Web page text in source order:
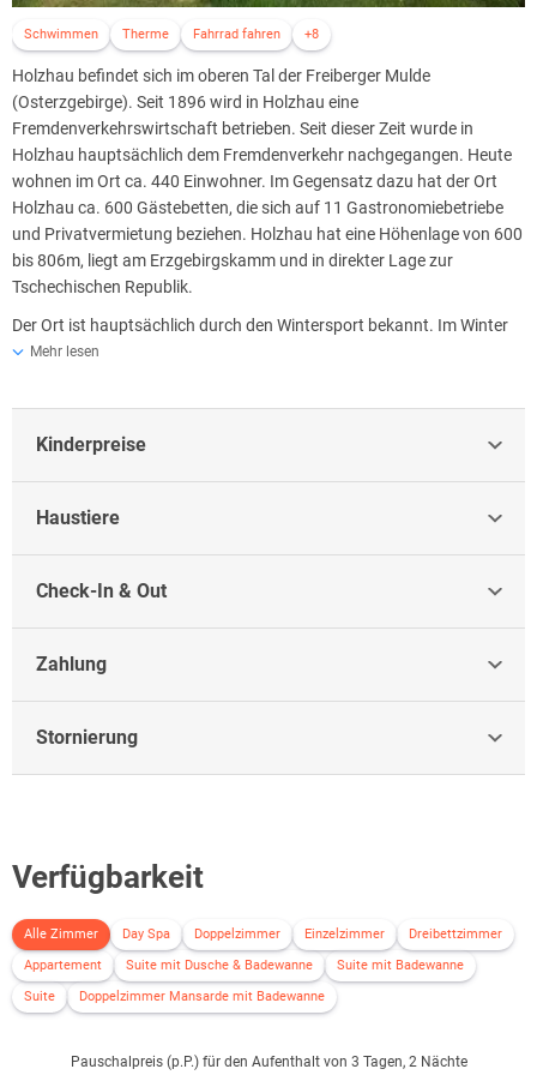
Schwimmen Therme Fahrrad fahren +8
Holzhau befindet sich im oberen Tal der Freiberger Mulde
(Osterzgebirge). Seit 1896 wird in Holzhau eine
Fremdenverkehrswirtschaft betrieben. Seit dieser Zeit wurde in
Holzhau hauptsächlich dem Fremdenverkehr nachgegangen. Heute
wohnen im Ort ca. 440 Einwohner. Im Gegensatz dazu hat der Ort
Holzhau ca. 600 Gästebetten, die sich auf 11 Gastronomiebetriebe
und Privatvermietung beziehen. Holzhau hat eine Höhenlage von 600
bis 806m, liegt am Erzgebirgskamm und in direkter Lage zur
Tschechischen Republik.
Der Ort ist hauptsächlich durch den Wintersport bekannt. Im Winter
findet man ca. 100 km gespurte Loipen, 2 Doppelschlepplifte, einen
dementsprechenden Ausleihmöglichkeiten vor.
Im Sommer kann man auf ca. 150 km Waldwegen Wandern und
3600 Hektar. Davon sind ca. 90% Waldfläche.
Mehr lesen
Kinderpreise
Haustiere
Check-In & Out
Zahlung
Stornierung
Verfügbarkeit
Alle Zimmer Day Spa Doppelzimmer Einzelzimmer
Dreibettzimmer
Appartement
Suite mit Dusche & Badewanne
Suite mit Badewanne
Suite
Doppelzimmer Mansarde mit Badewanne
Pauschalpreis (p.P.) für den Aufenthalt von 3 Tagen, 2 Nächte